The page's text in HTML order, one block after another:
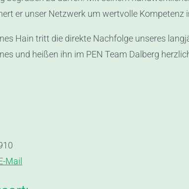
er unser Netzwerk um wertvolle
Hain tritt die direkte Nachfolge unseres
und heißen ihn im PEN Team Dalberg
Mail